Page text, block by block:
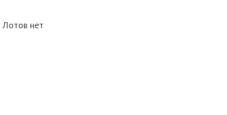
Лотов нет